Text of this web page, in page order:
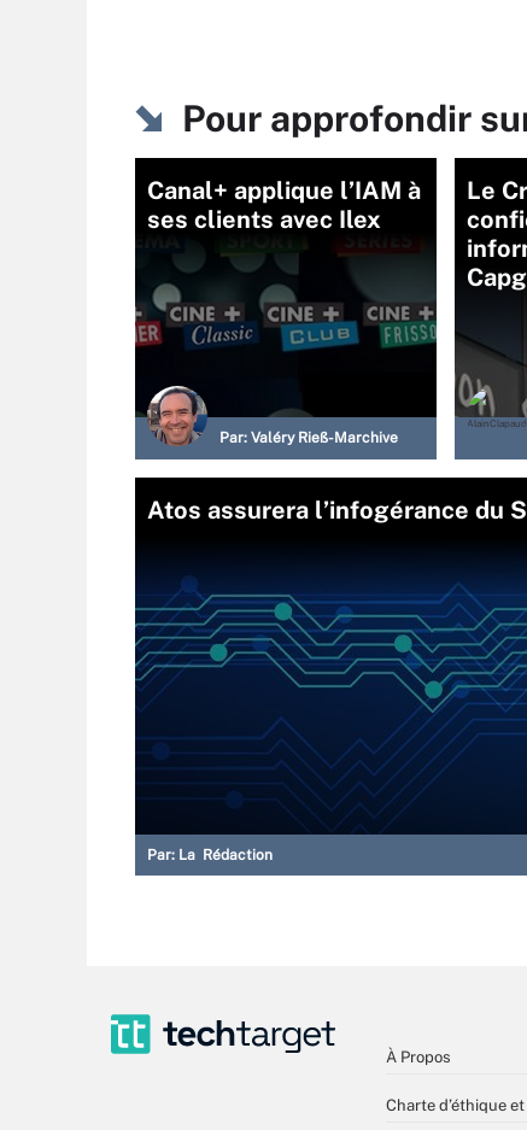
Pour approfondir
Canal+ applique l’IAM à
ses clients avec Ilex
Par: Valéry Rieß-Marchive
Le
Atos assurera l’infogérance du
Par: La Rédaction
À Propos
Charte d’éthique